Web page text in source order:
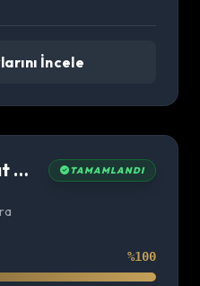
İncele
Villa Komple Tadilat Dekorasyon Projemiz TAMAMLANDI
%100